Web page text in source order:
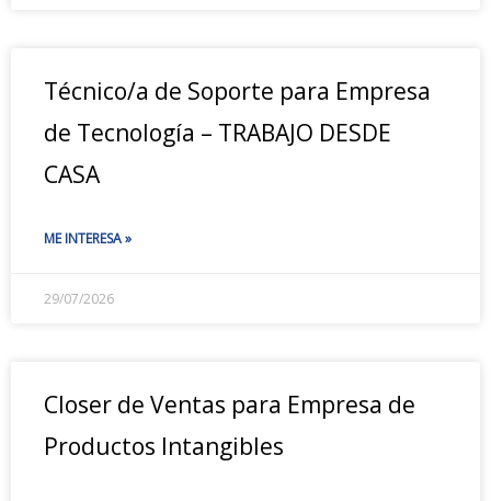
Técnico/a de Soporte para Empresa
de Tecnología – TRABAJO DESDE
CASA
ME INTERESA »
29/07/2026
Closer de Ventas para Empresa de
Productos Intangibles